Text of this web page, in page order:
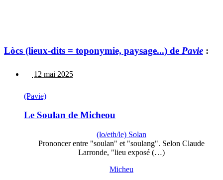
Lòcs (lieux-dits = toponymie, paysage...) de Pavie :
12 mai 2025
(Pavie)
Le Soulan de Micheou
(lo/eth/le) Solan
Prononcer entre "soulan" et "soulang". Selon Claude
Larronde, "lieu exposé (…)
Micheu